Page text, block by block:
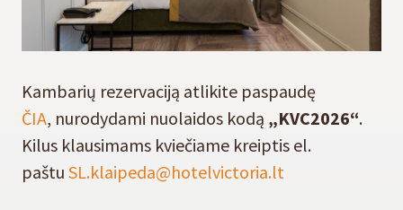
Kambarių rezervaciją atlikite paspaudę
ČIA, nurodydami nuolaidos kodą „KVC2026“.
Kilus klausimams kviečiame kreiptis el.
paštu SL.klaipeda@hotelvictoria.lt